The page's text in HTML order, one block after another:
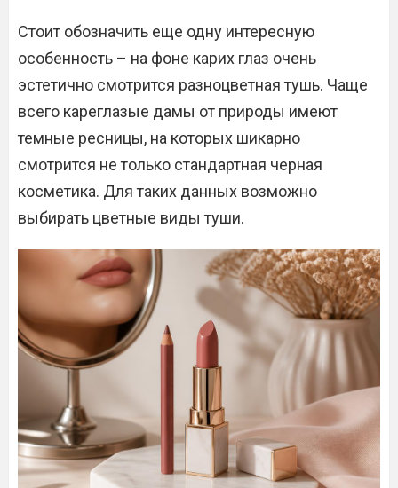
Стоит обозначить еще одну интересную
особенность – на фоне карих глаз очень
эстетично смотрится разноцветная тушь. Чаще
всего кареглазые дамы от природы имеют
темные ресницы, на которых шикарно
смотрится не только стандартная черная
косметика. Для таких данных возможно
выбирать цветные виды туши.